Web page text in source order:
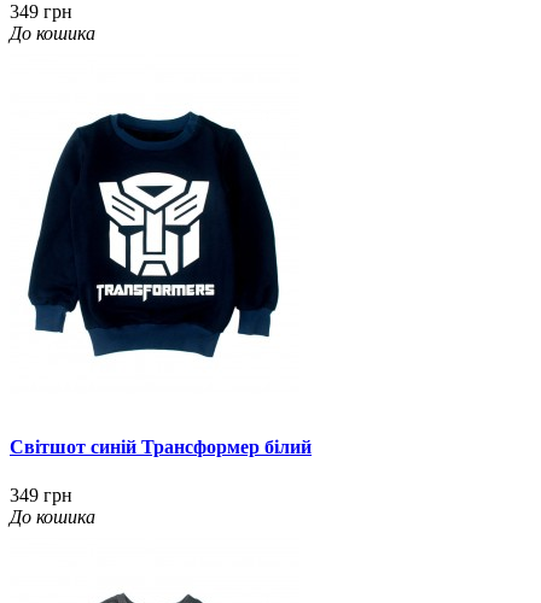
349 грн
До кошика
Світшот синій Трансформер білий
349 грн
До кошика